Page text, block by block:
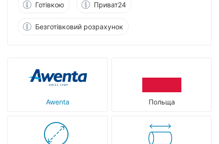
Awenta Польща
Готівкою Приват24
Безготівковий розрахунок